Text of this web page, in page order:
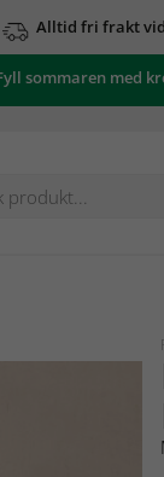
Alltid fri frakt
sommaren med